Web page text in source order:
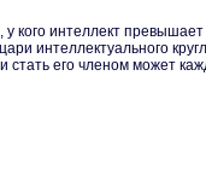
кого интеллект
интеллектуального
его членом может